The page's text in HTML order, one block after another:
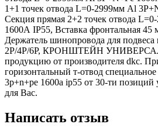
1+1 точек отвода L=0-2999мм Al
Секция прямая 2+2 точек отвода
1600А IP55, Вставка фронтальная 45
Держатель шинопровода для подвеса
2P/4P/6P, КРОНШТЕЙН
продукцию от производителя dkc.
горизонтальный т-отвод
3p+n+pe 1600а ip55 от 30-ти позиций
для Вас.
Написать отзыв